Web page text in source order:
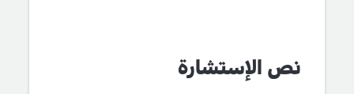
نص الإستشارة